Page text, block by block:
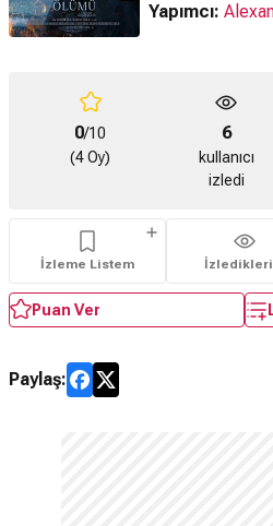
Yapımcı:
0/10
(4 Oy)
6
kullanıcı
izledi
İzleme Listem
Puan Ver
Paylaş: